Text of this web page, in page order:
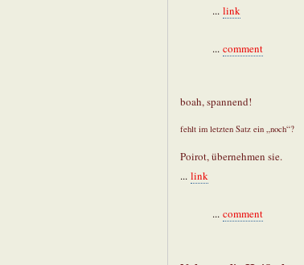
... link
... comment
boah, spannend!
fehlt im letzten Satz ein „noch“?
Poirot, übernehmen sie.
... link
... comment